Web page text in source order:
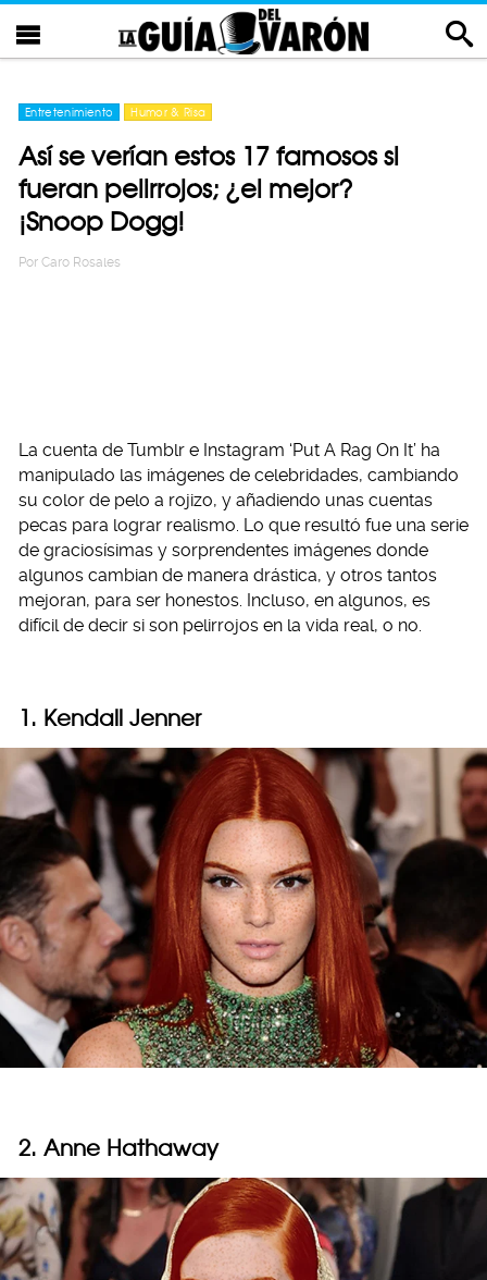
Entretenimiento Humor & Risa
Así se verían estos 17 famosos si
fueran pelirrojos; ¿el mejor?
¡Snoop Dogg!
Por Caro Rosales
La cuenta de Tumblr e Instagram ‘Put A Rag On It’ ha
manipulado las imágenes de celebridades, cambiando
su color de pelo a rojizo, y añadiendo unas cuentas
pecas para lograr realismo. Lo que resultó fue una serie
de graciosísimas y sorprendentes imágenes donde
algunos cambian de manera drástica, y otros tantos
mejoran, para ser honestos. Incluso, en algunos, es
difícil de decir si son pelirrojos en la vida real, o no.
1. Kendall Jenner
2. Anne Hathaway